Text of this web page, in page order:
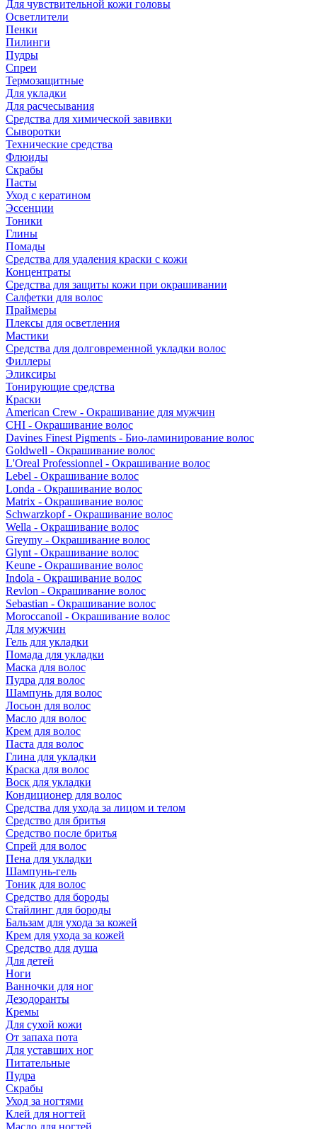
Для чувствительной кожи головы
Осветлители
Пенки
Пилинги
Пудры
Спреи
Термозащитные
Для укладки
Для расчесывания
Средства для химической завивки
Сыворотки
Технические средства
Флюиды
Скрабы
Пасты
Уход с кератином
Эссенции
Тоники
Глины
Помады
Средства для удаления краски с кожи
Концентраты
Средства для защиты кожи при окрашивании
Салфетки для волос
Праймеры
Плексы для осветления
Мастики
Средства для долговременной укладки волос
Филлеры
Эликсиры
Тонирующие средства
Краски
American Crew - Окрашивание для мужчин
CHI - Окрашивание волос
Davines Finest Pigments - Био-ламинирование волос
Goldwell - Окрашивание волос
L'Oreal Professionnel - Окрашивание волос
Lebel - Окрашивание волос
Londa - Окрашивание волос
Matrix - Окрашивание волос
Schwarzkopf - Окрашивание волос
Wella - Окрашивание волос
Greymy - Окрашивание волос
Glynt - Окрашивание волос
Keune - Окрашивание волос
Indola - Окрашивание волос
Revlon - Окрашивание волос
Sebastian - Окрашивание волос
Moroccanoil - Окрашивание волос
Для мужчин
Гель для укладки
Помада для укладки
Маска для волос
Пудра для волос
Шампунь для волос
Лосьон для волос
Масло для волос
Крем для волос
Паста для волос
Глина для укладки
Краска для волос
Воск для укладки
Кондиционер для волос
Средства для ухода за лицом и телом
Средство для бритья
Средство после бритья
Спрей для волос
Пена для укладки
Шампунь-гель
Тоник для волос
Средство для бороды
Стайлинг для бороды
Бальзам для ухода за кожей
Крем для ухода за кожей
Средство для душа
Для детей
Ноги
Ванночки для ног
Дезодоранты
Кремы
Для сухой кожи
От запаха пота
Для уставших ног
Питательные
Пудра
Скрабы
Уход за ногтями
Клей для ногтей
Масло для ногтей